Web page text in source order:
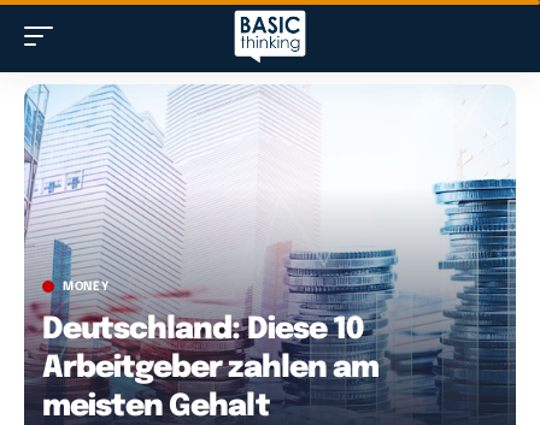
MONEY
Deutschland: Diese 10
Arbeitgeber zahlen am
meisten Gehalt